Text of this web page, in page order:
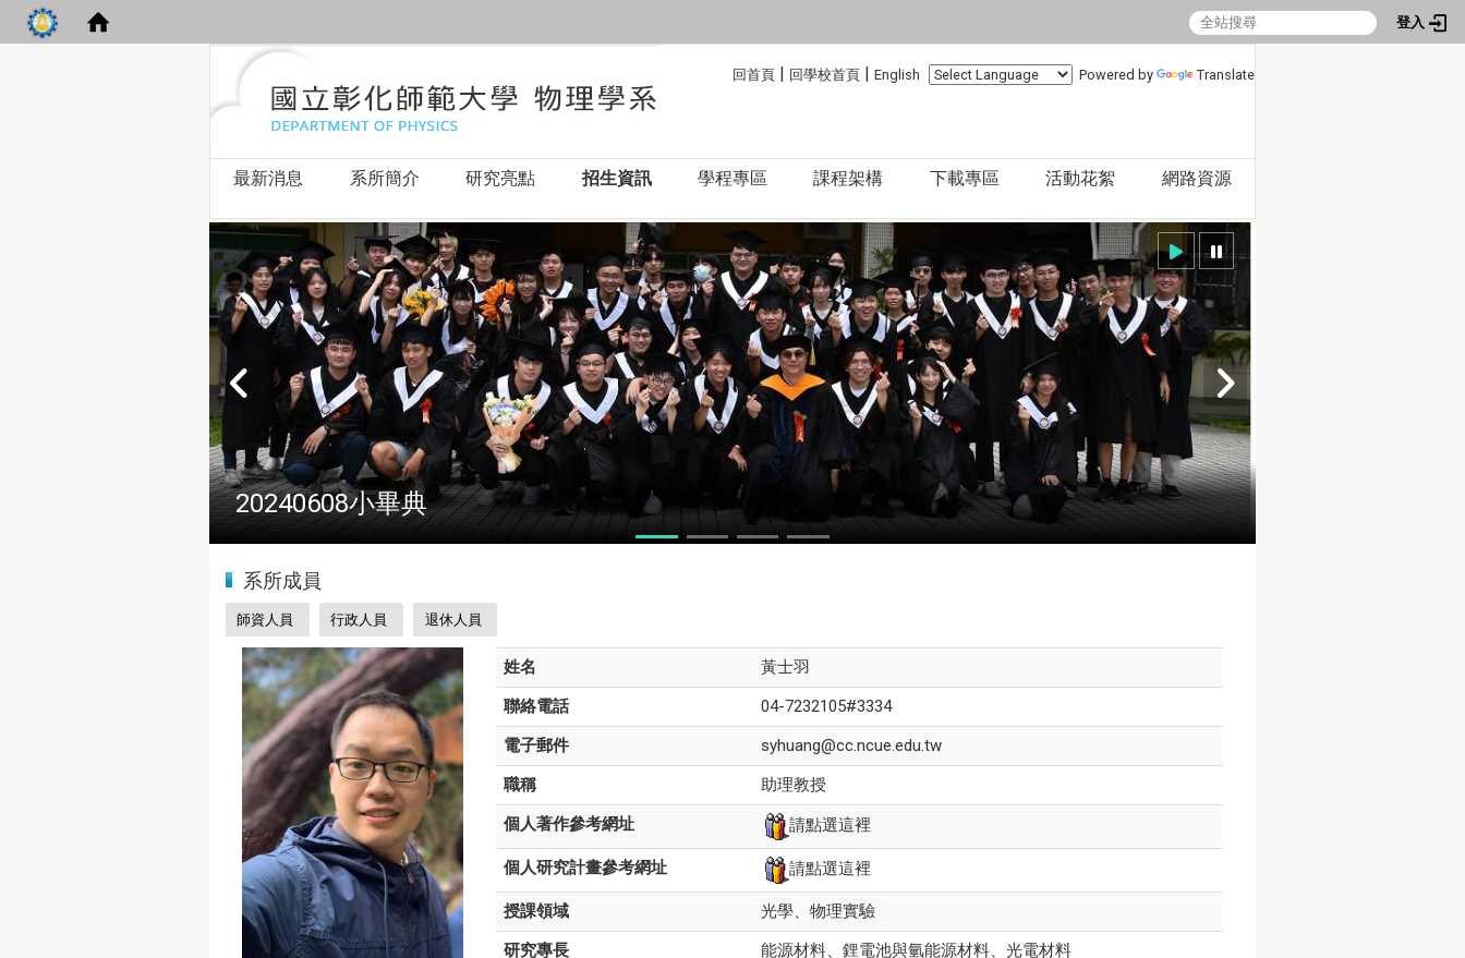
登入
回首頁 | 回學校首頁 | English Powered by Translate
最新消息 系所簡介 研究亮點 招生資訊 學程專區 課程架構 下載專區 活動花絮 網路資源
2024全國物理學科能力競賽
系所成員
師資人員 行政人員 退休人員
姓名
黃士羽
聯絡電話
04-7232105#3334
電子郵件
syhuang@cc.ncue.edu.tw
職稱
助理教授
個人著作參考網址
請點選這裡
個人研究計畫參考網址 請點選這裡
授課領域
光學、物理實驗
研究專長
能源材料、 鋰電池與氫能源材料、光電材料